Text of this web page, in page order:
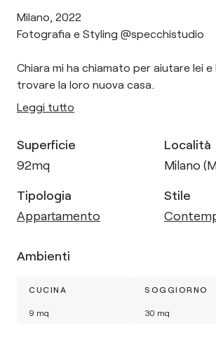
Milano, 2022
Fotografia e Styling @specchistudio
Chiara mi ha chiamato per aiutare lei e
trovare la loro nuova casa.
Leggi tutto
Superficie
92mq
Località
Milano
Tipologia
Appartamento
Stile
Ambienti
CUCINA
9 mq
SOGGIORNO
30 mq